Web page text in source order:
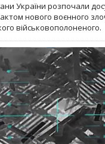
України розпочали
нового воєнного
військовополоненого.